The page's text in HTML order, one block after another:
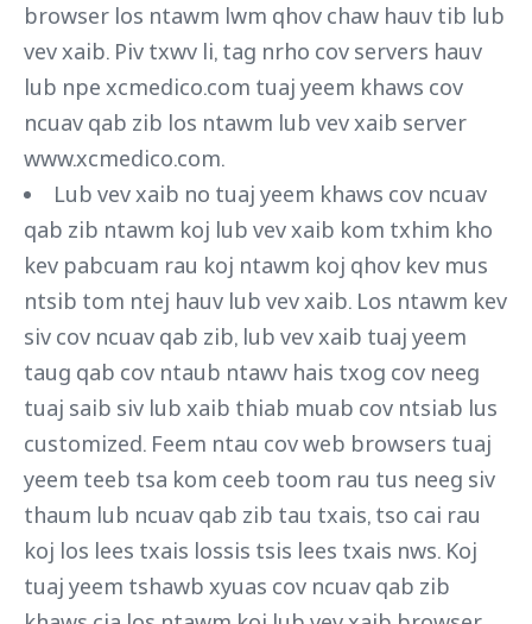
browser los ntawm lwm qhov chaw hauv tib lub
vev xaib. Piv txwv li, tag nrho cov servers hauv
lub npe xcmedico.com tuaj yeem khaws cov
ncuav qab zib los ntawm lub vev xaib server
www.xcmedico.com.
Lub vev xaib no tuaj yeem khaws cov ncuav
qab zib ntawm koj lub vev xaib kom txhim kho
kev pabcuam rau koj ntawm koj qhov kev mus
ntsib tom ntej hauv lub vev xaib. Los ntawm kev
siv cov ncuav qab zib, lub vev xaib tuaj yeem
taug qab cov ntaub ntawv hais txog cov neeg
tuaj saib siv lub xaib thiab muab cov ntsiab lus
customized. Feem ntau cov web browsers tuaj
yeem teeb tsa kom ceeb toom rau tus neeg siv
thaum lub ncuav qab zib tau txais, tso cai rau
koj los lees txais lossis tsis lees txais nws. Koj
tuaj yeem tshawb xyuas cov ncuav qab zib